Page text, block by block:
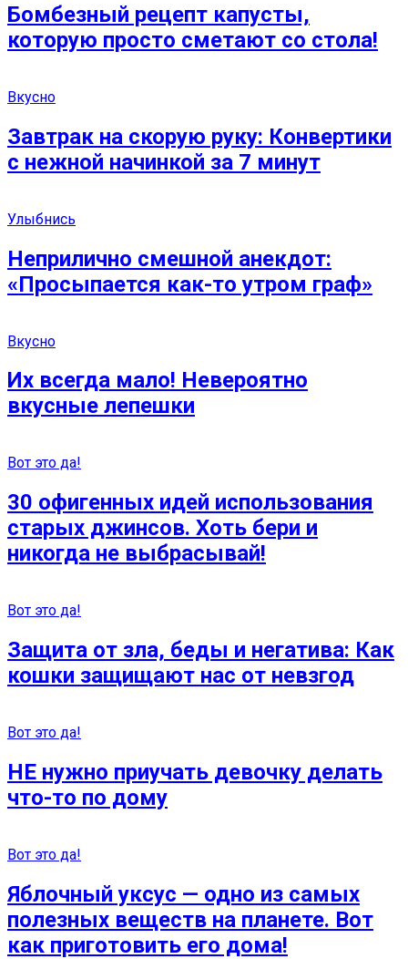
Бомбезный рецепт капусты,
которую просто сметают со стола!
Вкусно
Завтрак на скорую руку: Конвертики
с нежной начинкой за 7 минут
Улыбнись
Неприлично смешной анекдот:
«Просыпается как-то утром граф»
Вкусно
Их всегда мало! Невероятно
вкусные лепешки
Вот это да!
30 офигенных идей использования
старых джинсов. Хоть бери и
никогда не выбрасывай!
Вот это да!
Защита от зла, беды и негатива: Как
кошки защищают нас от невзгод
Вот это да!
НЕ нужно приучать девочку делать
что-то по дому
Вот это да!
Яблочный уксус — одно из самых
полезных веществ на планете. Вот
как приготовить его дома!